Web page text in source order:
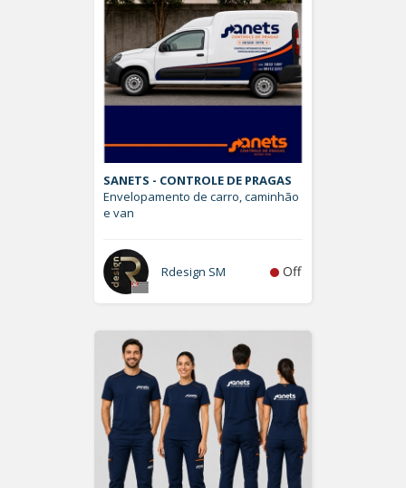
SANETS - CONTROLE DE PRAGAS
Envelopamento de carro, caminhão
e van
Rdesign SM Off